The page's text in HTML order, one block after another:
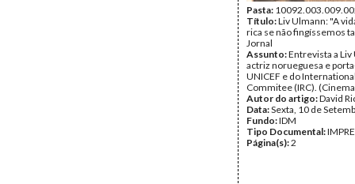
Pasta:
Título:Liv Ulmann: "A
rica se não fingíssemos
Jornal
Assunto:Entrevista a Liv
actriz norueguesa e
UNICEF e do
Commitee (IRC).
Autor do artigo:David
Data:Sexta, 10 de
Fundo:IDM
Tipo Documental:
Página(s):2